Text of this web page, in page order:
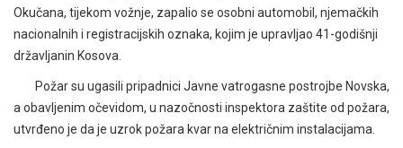
Okučana, tijekom vožnje, zapalio se osobni automobil, njemačkih
nacionalnih i registracijskih oznaka, kojim je upravljao 41-godišnji
državljanin Kosova.
Požar su ugasili pripadnici Javne vatrogasne postrojbe Novska,
a obavljenim očevidom, u nazočnosti inspektora zaštite od požara,
utvrđeno je da je uzrok požara kvar na električnim instalacijama.